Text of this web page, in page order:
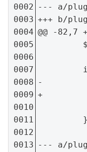
--- a/
+++ b/
@@ -82,7
-
+
         }
--- a/